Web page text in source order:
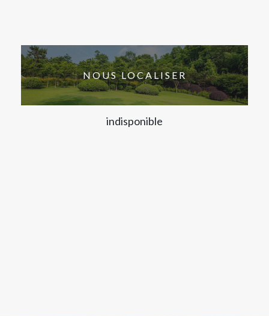
NOUS LOCALISER
indisponible